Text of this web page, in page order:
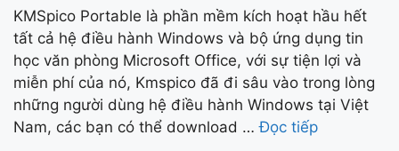
KMSpico Portable là phần mềm kích hoạt hầu hết
tất cả hệ điều hành Windows và bộ ứng dụng tin
học văn phòng Microsoft Office, với sự tiện lợi và
miễn phí của nó, Kmspico đã đi sâu vào trong lòng
những người dùng hệ điều hành Windows tại Việt
Nam, các bạn có thể download …Đọc tiếp